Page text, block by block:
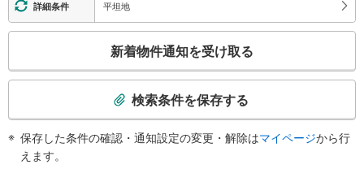
詳細条件 平坦地
検
新着物件通知を受け取る
検索条件を保存する
保存した条件の確認・通知設定の変更・解除はマイページから行
えます。